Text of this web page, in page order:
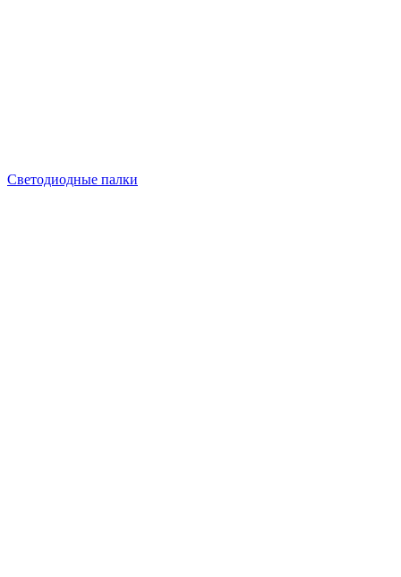
Светодиодные палки